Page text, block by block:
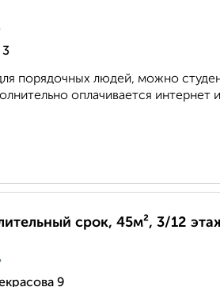
3
порядочных людей, можно
оплачивается
срок, 45м², 3/12
9